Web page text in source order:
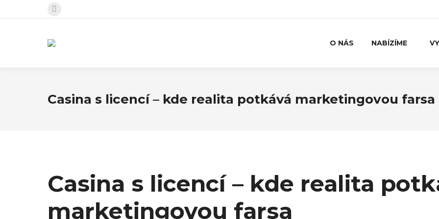
Facebook
opens
O NÁS NABÍZÍME
Casina s licencí – kde realita potkává marketingovou farsa
Casina s licencí – kde realita
marketingovou farsa